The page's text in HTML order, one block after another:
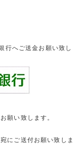
行へご送金お願い致し
願い致します。
にご送付お願い致しま